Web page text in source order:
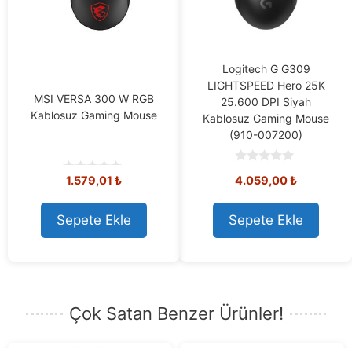
MSI VERSA 300 W RGB
Kablosuz Gaming Mouse
0
u
t
o
f
1.579,01 ₺
Sepete Ekle
Logitech G G309
LIGHTSPEED Hero 25K
25.600 DPI Siyah
Kablosuz Gaming Mouse
(910-007200)
o
t
o
f
5
4.059,00₺
Sepete Ekle
Çok Satan Benzer Ürünler!